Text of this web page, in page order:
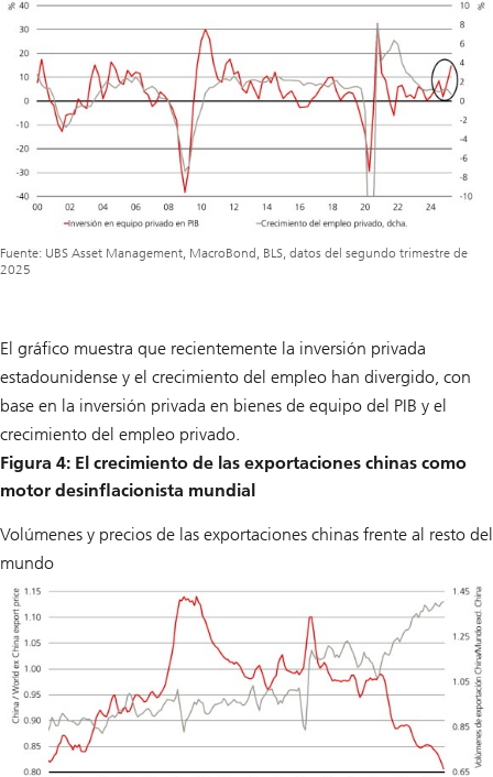
Fuente: UBS Asset Management, MacroBond, BLS, datos del segundo trimestre de
2025
El gráfico muestra que recientemente la inversión privada
estadounidense y el crecimiento del empleo han divergido, con
base en la inversión privada en bienes de equipo del PIB y el
crecimiento del empleo privado.
Figura 4: El crecimiento de las exportaciones chinas como
motor desinflacionista mundial
Volúmenes y precios de las exportaciones chinas frente al resto del
mundo